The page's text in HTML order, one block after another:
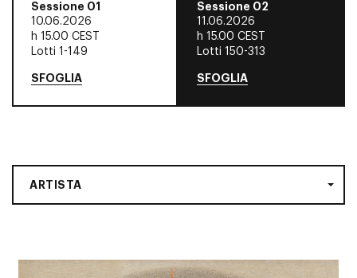
Sessione 01
10.06.2026
h15.00 CEST
Lotti 1-149
SFOGLIA
Sessione 02
11.06.2026
h 15.00 CEST
Lotti 150-313
SFOGLIA
ARTISTA